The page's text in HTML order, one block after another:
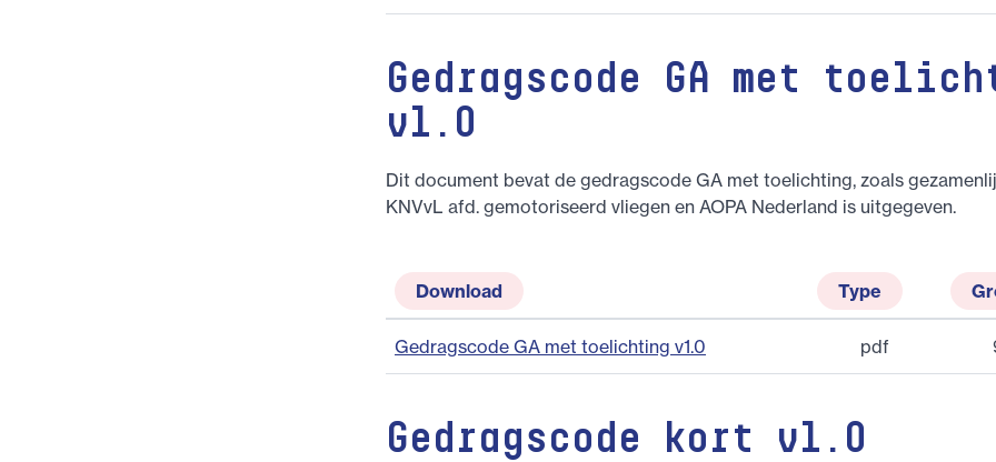
Gedragscode GA met
v1.0
Dit document bevat de gedragscode GA met toelichting, zoals
KNVvL afd. gemotoriseerd vliegen en AOPA Nederland is uitgegeven.
Download Type
Gedragscode GA met toelichting v1.0 pdf
Gedragscode kort v1.0